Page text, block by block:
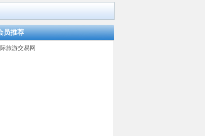
员推荐
旅游交易网